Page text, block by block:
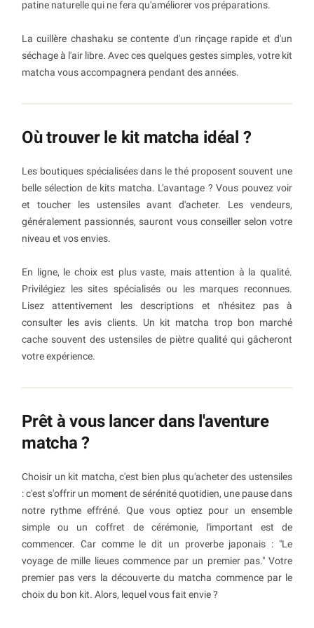
patine naturelle qui ne fera qu'améliorer vos préparations.
La cuillère chashaku se contente d'un rinçage rapide et d'un
séchage à l'air libre. Avec ces quelques gestes simples, votre kit
matcha vous accompagnera pendant des années.
Où trouver le kit matcha idéal ?
Les boutiques spécialisées dans le thé proposent souvent une
belle sélection de kits matcha. L'avantage ? Vous pouvez voir
et toucher les ustensiles avant d'acheter. Les vendeurs,
généralement passionnés, sauront vous conseiller selon votre
niveau et vos envies.
En ligne, le choix est plus vaste, mais attention à la qualité.
Privilégiez les sites spécialisés ou les marques reconnues.
Lisez attentivement les descriptions et n'hésitez pas à
consulter les avis clients. Un kit matcha trop bon marché
cache souvent des ustensiles de piètre qualité qui gâcheront
votre expérience.
Prêt à vous lancer dans l'aventure
matcha ?
Choisir un kit matcha, c'est bien plus qu'acheter des ustensiles
: c'est s'offrir un moment de sérénité quotidien, une pause dans
notre rythme effréné. Que vous optiez pour un ensemble
simple ou un coffret de cérémonie, l'important est de
commencer. Car comme le dit un proverbe japonais : "Le
voyage de mille lieues commence par un premier pas." Votre
premier pas vers la découverte du matcha commence par le
choix du bon kit. Alors, lequel vous fait envie ?